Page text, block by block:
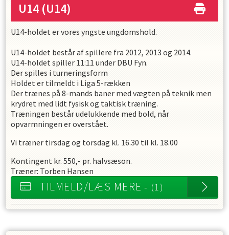
U14 (U14)
U14-holdet er vores yngste ungdomshold.
U14-holdet består af spillere fra 2012, 2013 og 2014.
U14-holdet spiller 11:11 under DBU Fyn.
Der spilles i turneringsform
Holdet er tilmeldt i Liga 5-rækken
Der trænes på 8-mands baner med vægten på teknik men
krydret med lidt fysisk og taktisk træning.
Træningen består udelukkende med bold, når
opvarmningen er overstået.
Vi træner tirsdag og torsdag kl. 16.30 til kl. 18.00
Kontingent kr. 550,- pr. halvsæson.
Træner: Torben Hansen
TILMELD/LÆS MERE - (1)